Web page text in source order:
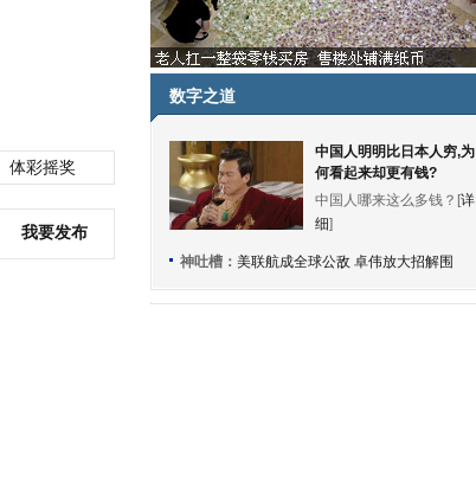
体彩摇奖
我要发布
数字之道
中国人明明比日本人穷,为
何看起来却更有钱?
中国人哪来这么多钱？[详
细]
神吐槽： 美联航成全球公敌 卓伟放大招解围